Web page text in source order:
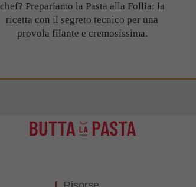
chef? Prepariamo la Pasta alla Follia: la
ricetta con il segreto tecnico per una
provola filante e cremosissima.